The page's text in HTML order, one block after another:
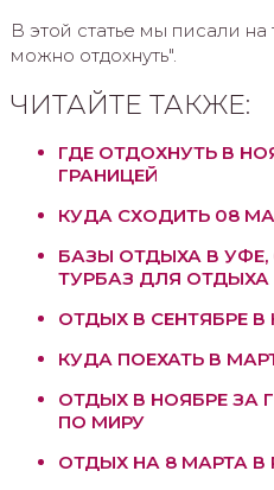
В этой статье мы писали
можно отдохнуть".
ЧИТАЙТЕ ТАКЖЕ:
ГДЕ ОТДОХНУТЬ В
ГРАНИЦЕЙ
КУДА СХОДИТЬ 08
БАЗЫ ОТДЫХА В
ТУРБАЗ ДЛЯ
ОТДЫХ В СЕНТЯБРЕ
КУДА ПОЕХАТЬ В
ОТДЫХ В НОЯБРЕ ЗА
ПО МИРУ
ОТДЫХ НА 8 МАРТА В